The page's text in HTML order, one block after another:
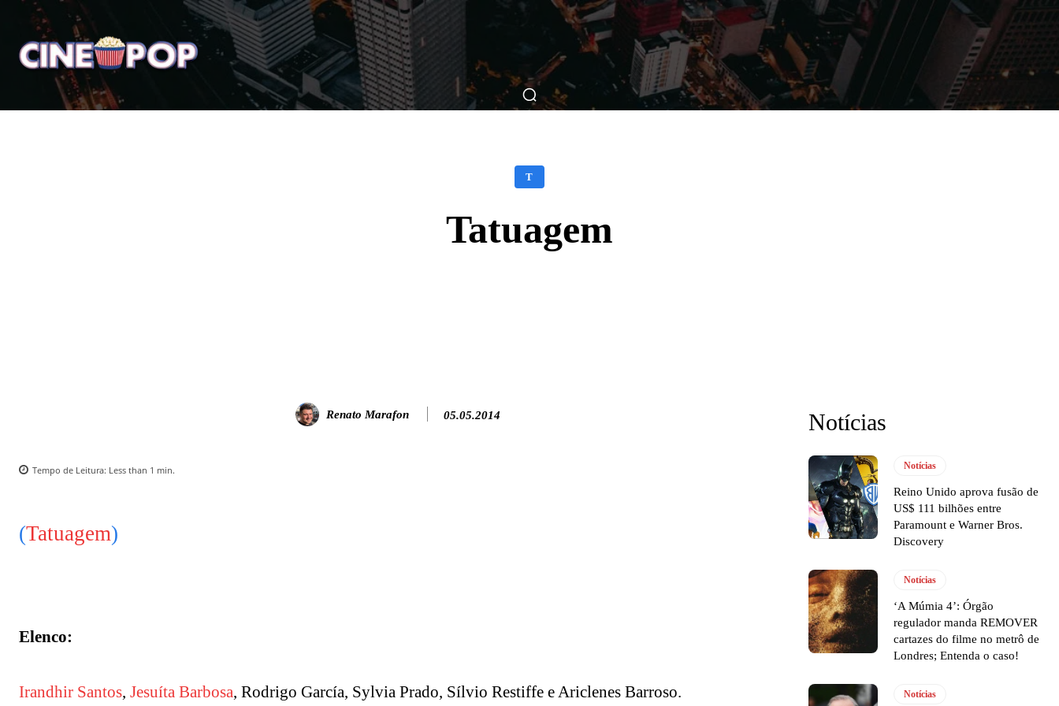
Home Notícias Críticas Breve Nos Cinemas Matérias Nos Cinemas Filmes Séries Música Gênero
T
Tatuagem
Renato Marafon 05.05.2014
Tempo de Leitura: Less than 1 min.
(Tatuagem)
Elenco:
Irandhir Santos, Jesuíta Barbosa, Rodrigo García, Sylvia Prado, Sílvio Restiffe e Ariclenes Barroso.
Notícias
Notícias
Reino Unido aprova fusão de
US$ 111 bilhões entre
Paramount e Warner Bros.
Discovery
Notícias
‘A Múmia 4’: Órgão
regulador manda REMOVER
cartazes do filme no metrô de
Londres; Entenda o caso!
Notícias